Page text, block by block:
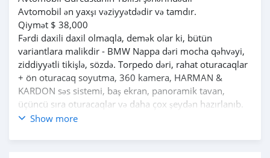
Avtomobil ən yaxşı vəziyyətdədir və tamdır.
Qiymət $ 38,000
Fərdi daxili daxil olmaqla, demək olar ki, bütün
variantlara malikdir - BMW Nappa dəri mocha qəhvəyi,
ziddiyyətli tikişlə, sözdə. Torpedo dəri, rahat oturacaqlar
+ ön oturacaq soyutma, 360 kamera, HARMAN &
KARDON səs sistemi, baş ekran, panoramik tavan,
üçüncü sıra oturacaqlar və daha çox şeydən hazırlanıb.
İki düymə ilə gəlir!
Şəhərdə yanma 9-10 litr, xaricində 7.5-8 litrdir.
Show more